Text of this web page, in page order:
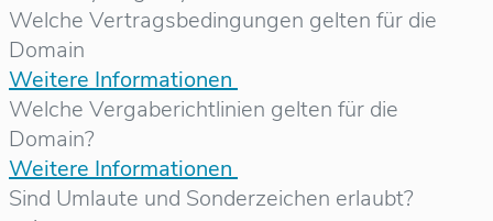
Welche Vertragsbedingungen gelten für die
Domain
Weitere Informationen
Welche Vergaberichtlinien gelten für die
Domain?
Weitere Informationen
Sind Umlaute und Sonderzeichen erlaubt?